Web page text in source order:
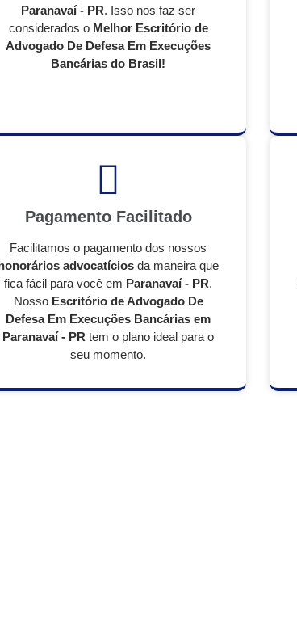
Paranavaí - PR. Isso nos faz ser
considerados o Melhor Escritório de
Advogado De Defesa Em Execuções
Bancárias do Brasil!
Pagamento Facilitado
Facilitamos o pagamento dos nossos
advocatícios da maneira que
fica fácil para você em Paranavaí - PR.
Nosso Escritório de Advogado De
Defesa Em Execuções Bancárias em
Paranavaí - PR tem o plano ideal para o
seu momento.